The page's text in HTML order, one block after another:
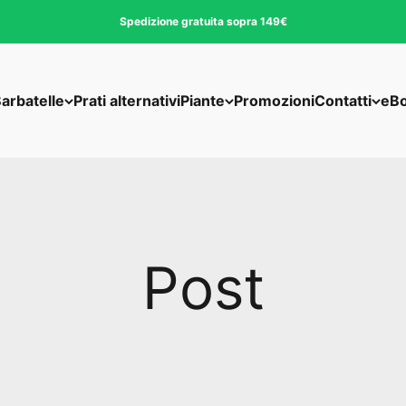
Spedizione gratuita sopra 149€
Prati alternativiPiante PromozioniContatti
Post